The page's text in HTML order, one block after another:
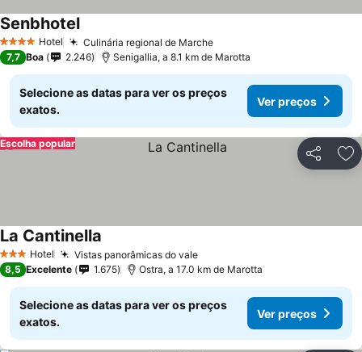
4 EstrelasHotel Culinária regional de MarcheVer preços
SenbhotelVer preços
7,7 Boa 2.246 Senigallia, a 8.1 km de Marotta
Selecione as datas para ver os preços
exatos.
Ver preços
Partilhar
Escolha popular
3 EstrelasHotel Vistas panorâmicas do valeVer preços
La Cantinella
8,5 Excelente 1.675 Ostra, a 17.0 km de Marotta
Selecione as datas para ver os preços
exatos.
Ver preços